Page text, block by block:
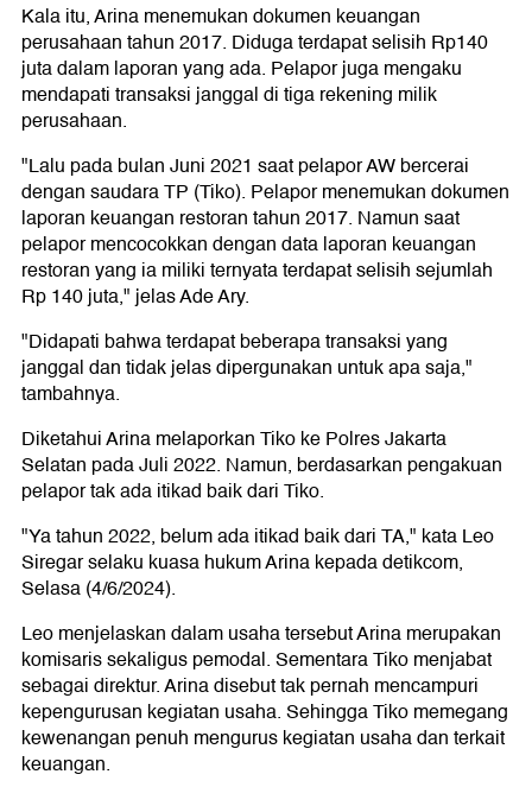
Kala itu, Arina menemukan dokumen keuangan
perusahaan tahun 2017. Diduga terdapat selisih Rp140
juta dalam laporan yang ada. Pelapor juga mengaku
mendapati transaksi janggal di tiga rekening milik
perusahaan.
"Lalu pada bulan Juni 2021 saat pelapor AW bercerai
dengan saudara TP (Tiko). Pelapor menemukan dokumen
laporan keuangan restoran tahun 2017. Namun saat
pelapor mencocokkan dengan data laporan keuangan
restoran yang ia miliki ternyata terdapat selisih sejumlah
Rp 140 juta," jelas Ade Ary.
"Didapati bahwa terdapat beberapa transaksi yang
janggal dan tidak jelas dipergunakan untuk apa saja,"
tambahnya.
Diketahui Arina melaporkan Tiko ke Polres Jakarta
Selatan pada Juli 2022. Namun, berdasarkan pengakuan
pelapor tak ada itikad baik dari Tiko.
"Ya tahun 2022, belum ada itikad baik dari TA," kata Leo
Siregar selaku kuasa hukum Arina kepada detikcom,
Selasa (4/6/2024).
Leo menjelaskan dalam usaha tersebut Arina merupakan
komisaris sekaligus pemodal. Sementara Tiko menjabat
sebagai direktur. Arina disebut tak pernah mencampuri
kepengurusan kegiatan usaha. Sehingga Tiko memegang
kewenangan penuh mengurus kegiatan usaha dan terkait
keuangan.